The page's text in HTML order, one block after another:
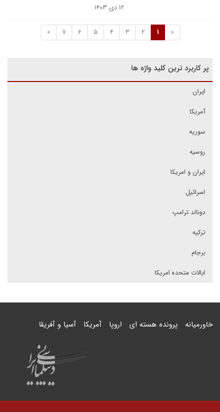
۱۲ دی ۱۴۰۳
«
1
2
3
4
5
6
7
»
پر کاربرد ترین کلید واژه ها
ایران
آمریکا
سوریه
روسیه
ایران و امریکا
اسرائیل
دونالد ترامپ
ترکیه
برجام
ایالات متحده امریکا
خاورمیانه پرونده هسته ای اروپا آمریکا آسیا و آفریقا